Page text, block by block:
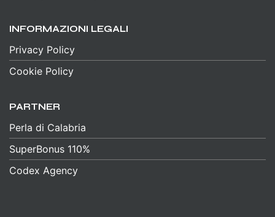
INFORMAZIONI LEGALI
Privacy Policy
Cookie Policy
PARTNER
Perla di Calabria
SuperBonus 110%
Codex Agency